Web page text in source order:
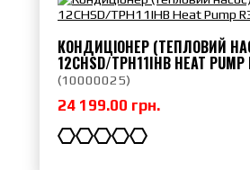
КОНДИЦІОНЕР (ТЕПЛОВИЙ
12CHSD/TPH11IHB HEAT
(10000025)
24 199.00 грн.